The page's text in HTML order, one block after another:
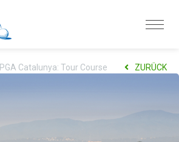
PGA Catalunya: Tour Course ZURÜCK